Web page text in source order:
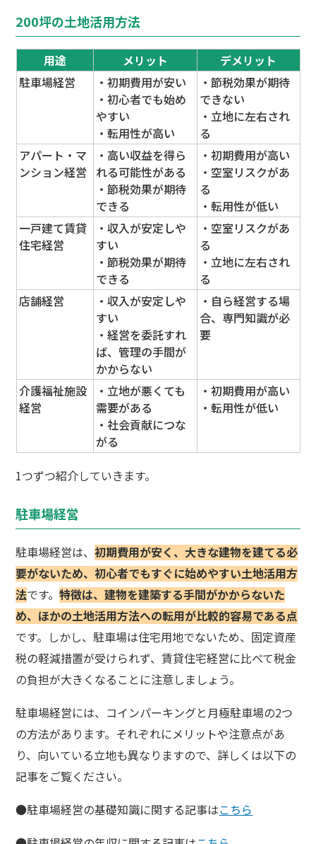
200坪の土地活用方法
用途 メリット
デメリット
駐車場経営
・初期費用が安い
・初心者でも始め
やすい
・転用性が高い
・節税効果が期待
できない
・立地に左右され
る
アパート・マ
ンション経営
・高い収益を得ら
れる可能性がある
・節税効果が期待
できる
・初期費用が高い
・空室リスクがあ
る
・転用性が低い
一戸建て賃貸
住宅経営
・収入が安定しや
すい
・節税効果が期待
できる
・空室リスクがあ
る
・立地に左右され
る
店舗経営
・収入が安定しや
すい
・経営を委託すれ
ば、管理の手間が
かからない
・自ら経営する場
合、専門知識が必
要
介護福祉施設
経営
・立地が悪くても
需要がある
・社会貢献につな
がる
・初期費用が高い
・転用性が低い
1つずつ紹介していきます。
駐車場経営
駐車場経営は、初期費用が安く、大きな建物を建てる必
要がないため、初心者でもすぐに始めやすい土地活用方
法です。特徴は、建物を建築する手間がかからないた
め、ほかの土地活用方法への転用が比較的容易である点
です。しかし、駐車場は住宅用地でないため、固定資産
税の軽減措置が受けられず、賃貸住宅経営に比べて税金
の負担が大きくなることに注意しましょう。
駐車場経営には、コインパーキングと月極駐車場の2つ
の方法があります。それぞれにメリットや注意点があ
り、向いている立地も異なりますので、詳しくは以下の
記事をご覧ください。
●駐車場経営の基礎知識に関する記事はこちら